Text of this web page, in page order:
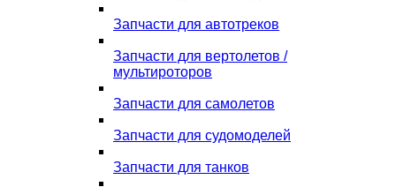
Запчасти для автотреков
Запчасти для вертолетов /
мультироторов
Запчасти для самолетов
Запчасти для судомоделей
Запчасти для танков